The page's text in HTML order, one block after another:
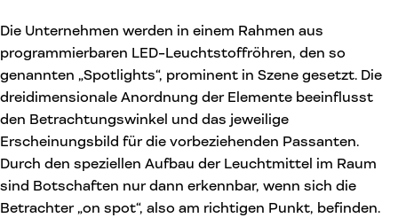
Die Unternehmen werden in einem Rahmen aus
programmierbaren LED-Leuchtstoffröhren, den so
genannten „Spotlights“, prominent in Szene gesetzt. Die
dreidimensionale Anordnung der Elemente beeinflusst
den Betrachtungswinkel und das jeweilige
Erscheinungsbild für die vorbeziehenden Passanten.
Durch den speziellen Aufbau der Leuchtmittel im Raum
sind Botschaften nur dann erkennbar, wenn sich die
Betrachter „on spot“, also am richtigen Punkt, befinden.